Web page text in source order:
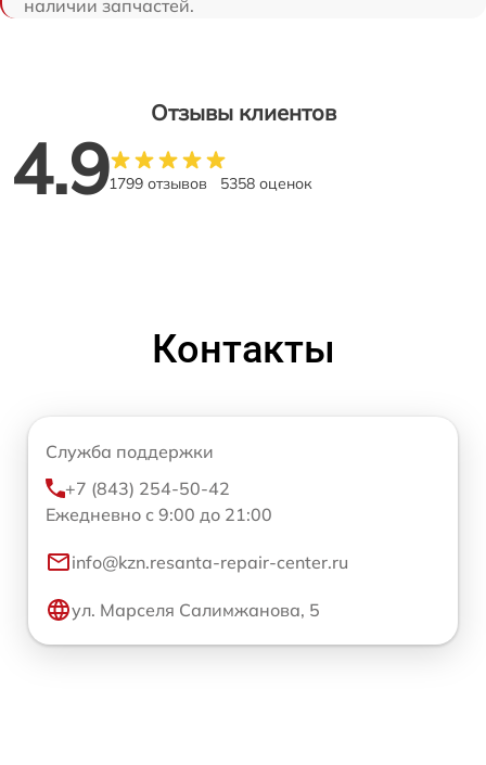
наличии запчастей.
Отзывы клиентов
4.91799 отзывов 5358 оценок
Контакты
Служба поддержки
+7 (843) 254-50-42
Ежедневно с 9:00 до 21:00
info@kzn.resanta-repair-center.ru
ул. Марселя Салимжанова, 5